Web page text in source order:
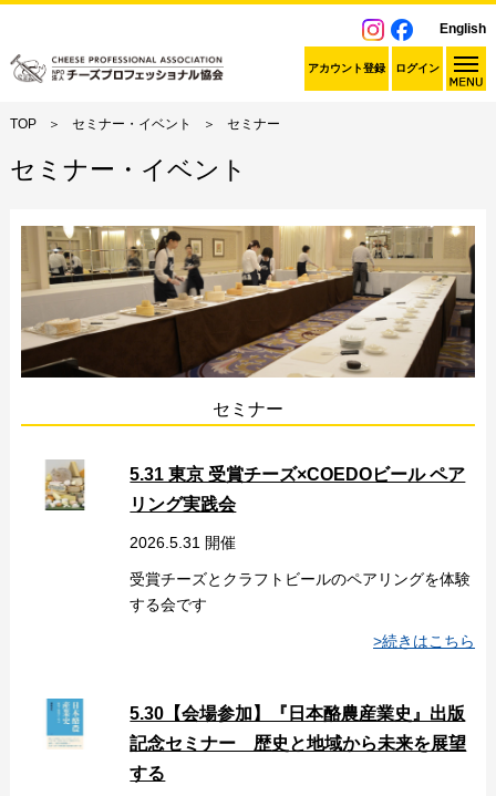
English
アカウント登録 ログイン
TOP セミナー・イベント セミナー
セミナー・イベント
セミナー
5.31 東京 受賞チーズ×COEDOビール ペア
リング実践会
2026.5.31 開催
受賞チーズとクラフトビールのペアリングを体験
する会です
>続きはこちら
5.30【会場参加】『日本酪農産業史』出版
記念セミナー 歴史と地域から未来を展望
する